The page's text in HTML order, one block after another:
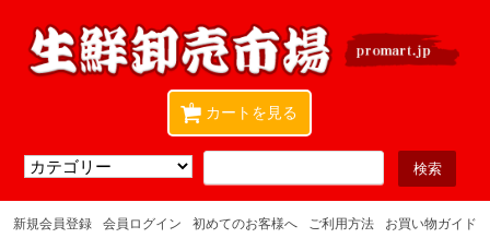
カートを見る
0
新規会員登録 会員ログイン 初めてのお客様へ ご利用方法
お買い物ガイド